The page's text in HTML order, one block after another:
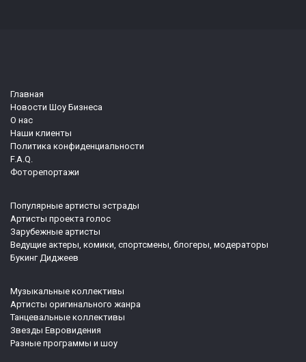
Главная
Новости Шоу Бизнеса
О нас
Наши клиенты
Политика конфиденциальности
F.A.Q.
Фоторепортажи
Популярные артисты эстрады
Артисты проекта голос
Зарубежные артисты
Ведущие актеры, комики, спортсмены, блогеры, модераторы
Букинг Диджеев
Музыкальные коллективы
Артисты оригинального жанра
Танцевальные коллективы
Звезды Евровидения
Разные программы и шоу